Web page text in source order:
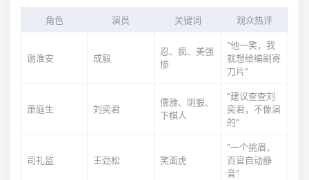
角色 演员 关键词 观众热评
谢淮安 成毅
忍、疯、美强
惨
"他一笑，我
就想给编剧寄
刀片"
萧庭生 刘奕君
儒雅、阴狠、
下棋人
"建议查查刘
奕君，不像演
的"
司礼监 王劲松 笑面虎
"一个挑眉，
百官自动静
音"